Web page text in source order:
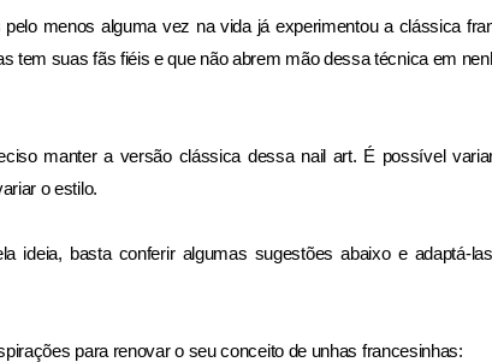
menos alguma vez na vida já experimentou a clássica
tem suas fãs fiéis e que não abrem mão dessa técnica em
manter a versão clássica dessa nail art. É possível
o estilo.
basta conferir algumas sugestões abaixo e adaptá-
para renovar o seu conceito de unhas francesinhas: